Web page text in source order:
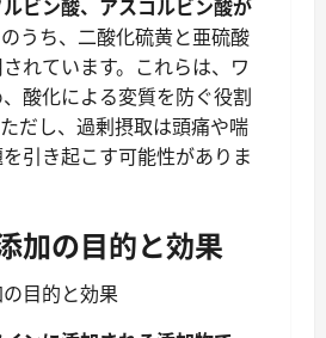
ビン酸、アスコルビン酸が
うち、二酸化硫黄と亜硫酸
れています。これらは、ワ
酸化による変質を防ぐ役割
だし、過剰摂取は頭痛や喘
引き起こす可能性がありま
加の目的と効果